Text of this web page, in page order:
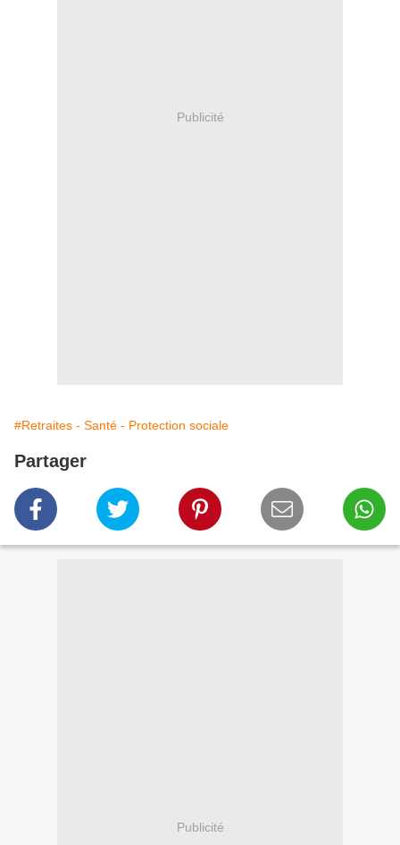
Publicité
#Retraites - Santé - Protection sociale
Partager
Publicité